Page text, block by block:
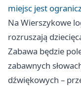
miejsc jest
Na Wierszykowe
rozruszają
Zabawa będzie
zabawnych
dźwiękowych –